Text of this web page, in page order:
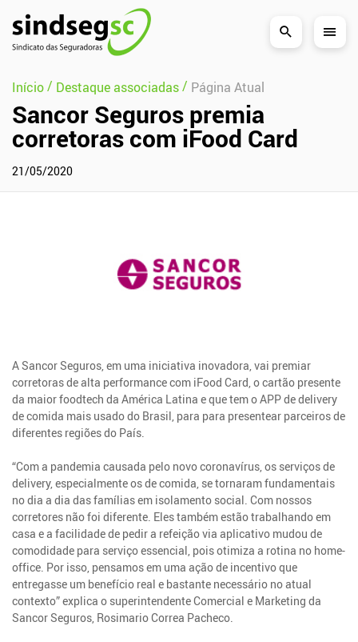
Pular Navegação (s)
Início/ Destaque associadas/ Página Atual
Sancor Seguros premia
corretoras com iFood Card
21/05/2020
A Sancor Seguros, em uma iniciativa inovadora, vai premiar
corretoras de alta performance com iFood Card, o cartão presente
da maior foodtech da América Latina e que tem o APP de delivery
de comida mais usado do Brasil, para para presentear parceiros de
diferentes regiões do País.
“Com a pandemia causada pelo novo coronavírus, os serviços de
delivery, especialmente os de comida, se tornaram fundamentais
no dia a dia das famílias em isolamento social. Com nossos
corretores não foi diferente. Eles também estão trabalhando em
casa e a facilidade de pedir a refeição via aplicativo mudou de
comodidade para serviço essencial, pois otimiza a rotina no home-
office. Por isso, pensamos em uma ação de incentivo que
entregasse um benefício real e bastante necessário no atual
contexto” explica o superintendente Comercial e Marketing da
Sancor Seguros, Rosimario Correa Pacheco.